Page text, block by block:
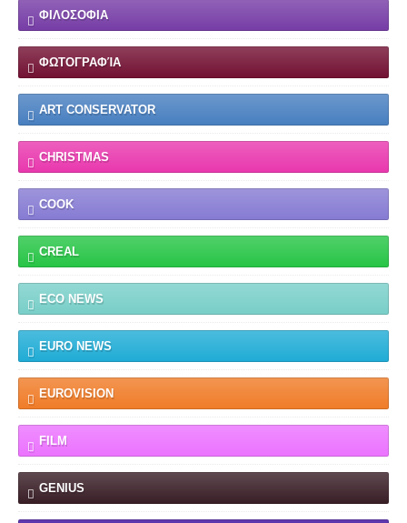
ΦΙΛΟΣΟΦΙΑ
ΦΩΤΟΓΡΑΦΊΑ
ART CONSERVATOR
CHRISTMAS
COOK
CREAL
ECO NEWS
EURO NEWS
EUROVISION
FILM
GENIUS